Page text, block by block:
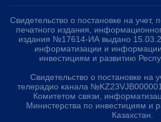
Свидетельство о постановке на учет,
печатного издания,
издания №17614-ИА выдано
информатизации и
инвестициям и развитию
Свидетельство о постановке на
телерадио канала
Комитетом связи,
Министерства по инвестициям и
Казахстан.